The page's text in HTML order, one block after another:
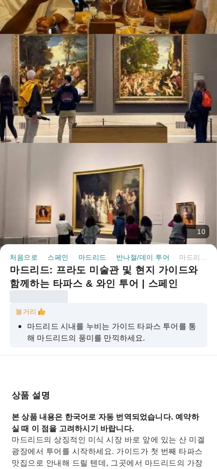
10
처음으로 스페인 마드리드 반나절/데이 투어
마드리드: 프라도 미술관 및 현지 가이드와
함께하는 타파스 & 와인 투어 | 스페인
볼거리
마드리드 시내를 누비는 가이드 타파스 투어를 통
해 마드리드의 풍미를 만끽하세요.
프라도 미술관을 방문하여 보쉬, 고야, 벨라스케스
파스 6가지를 맛보세요.
영향에 대해 알아보세요.
가이드와 함께 도시에서 가장 상징적인 광장인 마
요르 광장을 둘러보세요.
상품 설명
본 상품 내용은 한국어로 자동 번역되었습니다. 예약하
실 때 이 점을 고려하시기 바랍니다.
마드리드의 상징적인 미식 시장 바로 앞에 있는 산 미겔
광장에서 투어를 시작하세요. 가이드가 첫 번째 타파스
맛집으로 안내해 드릴 텐데, 그곳에서 마드리드의 가장